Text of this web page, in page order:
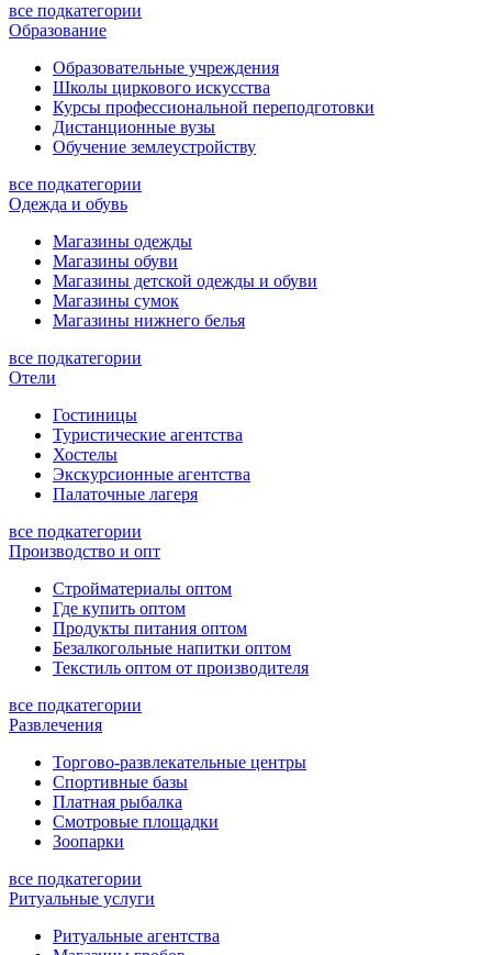
все подкатегории
Образование
Образовательные учреждения
Школы циркового искусства
Курсы профессиональной переподготовки
Дистанционные вузы
Обучение землеустройству
все подкатегории
Одежда и обувь
Магазины одежды
Магазины обуви
Магазины детской одежды и обуви
Магазины сумок
Магазины нижнего белья
все подкатегории
Отели
Гостиницы
Туристические агентства
Хостелы
Экскурсионные агентства
Палаточные лагеря
все подкатегории
Производство и опт
Стройматериалы оптом
Где купить оптом
Продукты питания оптом
Безалкогольные напитки оптом
Текстиль оптом от производителя
все подкатегории
Развлечения
Торгово-развлекательные центры
Спортивные базы
Платная рыбалка
Смотровые площадки
Зоопарки
все подкатегории
Ритуальные услуги
Ритуальные агентства